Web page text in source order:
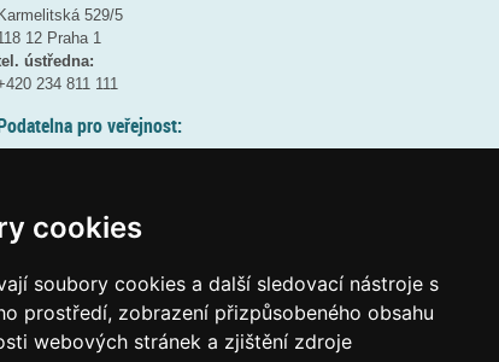
cookies
soubory cookies a další sledovací nástroje s
prostředí, zobrazení přizpůsobeného obsahu
webových stránek a zjištění zdroje
Karmelitská 529/5
12 Praha 1
ústředna:
234 811 111
pro veřejnost:
informací
podatelna:
gov cz